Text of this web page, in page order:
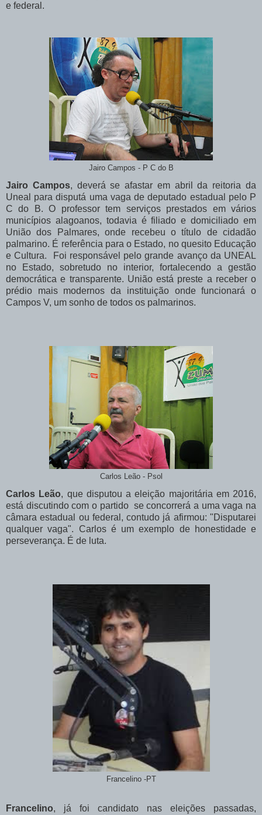
e federal.
Jairo Campos - P C do B
Jairo Campos, deverá se afastar em abril da reitoria da
Uneal para disputá uma vaga de deputado estadual pelo P
C do B. O professor tem serviços prestados em vários
municípios alagoanos, todavia é filiado e domiciliado em
União dos Palmares, onde recebeu o título de cidadão
palmarino. É referência para o Estado, no quesito Educação
e Cultura. Foi responsável pelo grande avanço da UNEAL
no Estado, sobretudo no interior, fortalecendo a gestão
democrática e transparente. União está preste a receber o
prédio mais modernos da instituição onde funcionará o
Campos V, um sonho de todos os palmarinos.
Carlos Leão - Psol
Carlos Leão, que disputou a eleição majoritária em 2016,
está discutindo com o partido se concorrerá a uma vaga na
câmara estadual ou federal, contudo já afirmou: "Disputarei
qualquer vaga". Carlos é um exemplo de honestidade e
perseverança. É de luta.
Francelino -PT
Francelino, já foi candidato nas eleições passadas,